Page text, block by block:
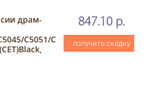
драм-
C5051/C
847.10 р.
получить скидку